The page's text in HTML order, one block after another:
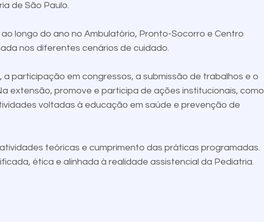
de São Paulo.
longo do ano no Ambulatório, Pronto-Socorro e Centro
nos diferentes cenários de cuidado.
participação em congressos, a submissão de trabalhos e o
extensão, promove e participa de ações institucionais, como
voltadas à educação em saúde e prevenção de
teóricas e cumprimento das práticas programadas.
ética e alinhada à realidade assistencial da Pediatria.